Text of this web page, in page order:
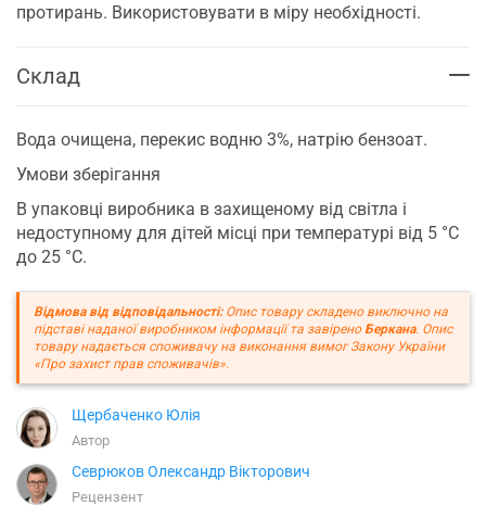
протирань. Використовувати в міру необхідності.
Склад
Вода очищена, перекис водню 3%, натрію бензоат.
Умови зберігання
В упаковці виробника в захищеному від світла і
недоступному для дітей місці при температурі від 5 °С
до 25 °С.
Відмова від відповідальності:Опис товару складено виключно на
підставі наданої виробником інформації та завірено Беркана. Опис
товару надається споживачу на виконання вимог Закону України
«Про захист прав споживачів».
Щербаченко Юлія
Автор
Севрюков Олександр Вікторович
Рецензент